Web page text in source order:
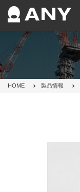
HOME 製品情報